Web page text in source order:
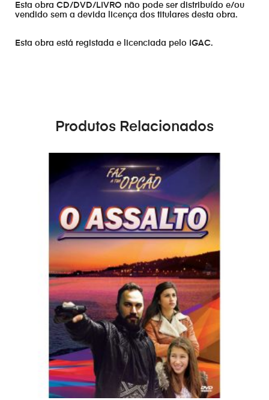
Esta obra CD/DVD/LIVRO não pode ser distribuído e/ou
vendido sem a devida licença dos titulares desta obra.
Esta obra está registada e licenciada pelo IGAC.
Produtos Relacionados